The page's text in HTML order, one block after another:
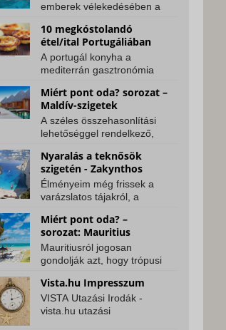
emberek vélekedésében a
legrokonszenvesebb,
legcukibb...
10 megkóstolandó
étel/ital Portugáliában
A portugál konyha a
mediterrán gasztronómia
legérdekesebb ága,
amelyben a...
Miért pont oda? sorozat –
Maldív-szigetek
A széles összehasonlítási
lehetőséggel rendelkező,
szigetes, tengeri...
Nyaralás a teknősök
szigetén - Zakynthos
élménybeszámoló
Élményeim még frissek a
varázslatos tájakról, a
barlangokról és a görögös...
Miért pont oda? –
sorozat: Mauritius
Mauritiusról jogosan
gondolják azt, hogy trópusi
Az elvárásoknak...
Vista.hu Impresszum
VISTA Utazási Irodák -
vista.hu utazási